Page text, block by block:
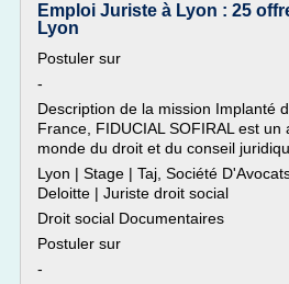
Emploi Juriste à Lyon : 25
Lyon
Postuler sur
-
Description de la mission Implanté
France, FIDUCIAL SOFIRAL est
monde du droit et du conseil
Lyon | Stage | Taj, Société
Deloitte | Juriste droit social
Droit social Documentaires
Postuler sur
-